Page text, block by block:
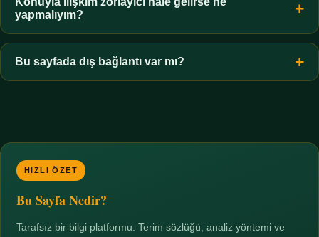
zorunluluktur.
yapmalıyım?
Zaman sınırı koyun, harcadığınız süreyi ölçün ve gerekirse
profesyonel destek alın. Türkiye'de ücretsiz danışma hatları
mevcuttur; yardım istemek güçlü bir adımdır.
Bu sayfada dış bağlantı var mı?
HIZLI ÖZET
Bu Sayfa Nedir?
Tarafsız bir bilgi platformu. Terim sözlüğü, analiz yöntemi ve